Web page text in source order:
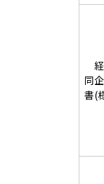
同
書(